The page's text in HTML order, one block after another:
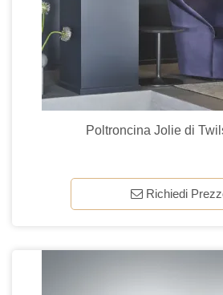
Poltroncina Jolie di
Richiedi